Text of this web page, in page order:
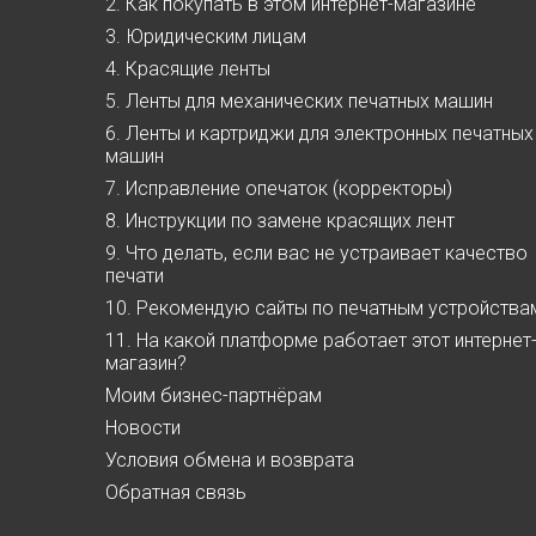
3. Юридическим лицам
4. Красящие ленты
5. Ленты для механических печатных машин
6. Ленты и картриджи для электронных печатных
машин
7. Исправление опечаток (корректоры)
8. Инструкции по замене красящих лент
9. Что делать, если вас не устраивает качество
печати
10. Рекомендую сайты по печатным
11. На какой платформе работает этот интернет-
магазин?
Моим бизнес-партнёрам
Новости
Условия обмена и возврата
Обратная связь